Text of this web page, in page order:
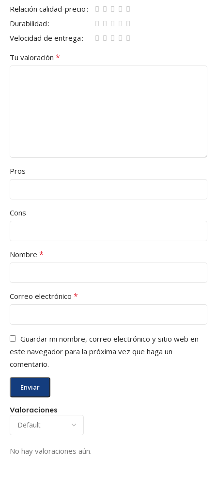
Valoraciones
No hay valoraciones aún.
Relación calidad-precio
Durabilidad
Velocidad de entrega
Tu valoración *
Pros
Cons
Nombre *
Correo electrónico *
Guardar mi nombre, correo electrónico y sitio web en
este navegador para la próxima vez que haga un
comentario.